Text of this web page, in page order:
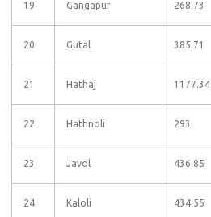
19 Gangapur 268.73
20 Gutal 385.71
21 Hathaj 1177.34
22 Hathnoli 293
23 Javol 436.85
24 Kaloli 434.55